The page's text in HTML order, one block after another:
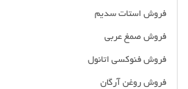
فروش استات سدیم
فروش صمغ عربی
فروش فنوکسی اتانول
فروش روغن آرگان